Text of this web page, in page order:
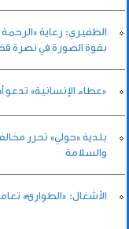
الظفيري: رعاية «الرحمة
بقوة الصورة في نصرة
«عطاء الإنسانية»
والسلامة
الأشغال: «الطوارئ» تعاملت مع 1556 بلاغاً خلال